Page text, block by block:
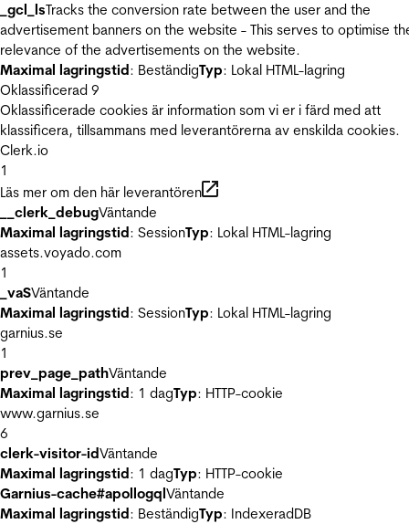
_gcl_lsTracks the conversion rate between the user and the
advertisement banners on the website - This serves to optimise
relevance of the advertisements on the website.
Maximal lagringstid: BeständigTyp: Lokal HTML-lagring
Oklassificerad 9
Oklassificerade cookies är information som vi er i färd med att
klassificera, tillsammans med leverantörerna av enskilda cookies.
Clerk.io
1
Läs mer om den här leverantören
__clerk_debugVäntande
Maximal lagringstid: SessionTyp: Lokal HTML-lagring
assets.voyado.com
1
_vaSVäntande
Maximal lagringstid: SessionTyp: Lokal HTML-lagring
garnius.se
1
prev_page_pathVäntande
Maximal lagringstid: 1 dagTyp: HTTP-cookie
www.garnius.se
6
clerk-visitor-idVäntande
Maximal lagringstid: 1 dagTyp: HTTP-cookie
Garnius-cache#apollogqlVäntande
Maximal lagringstid: BeständigTyp: IndexeradDB